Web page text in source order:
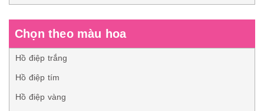
Chọn theo màu hoa
Hồ điệp trắng
Hồ điệp tím
Hồ điệp vàng